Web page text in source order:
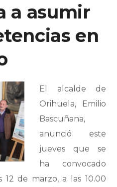
a asumir
en
El alcalde de
Orihuela, Emilio
Bascuñana,
anunció este
jueves que se
ha convocado
de marzo, a las 10.00